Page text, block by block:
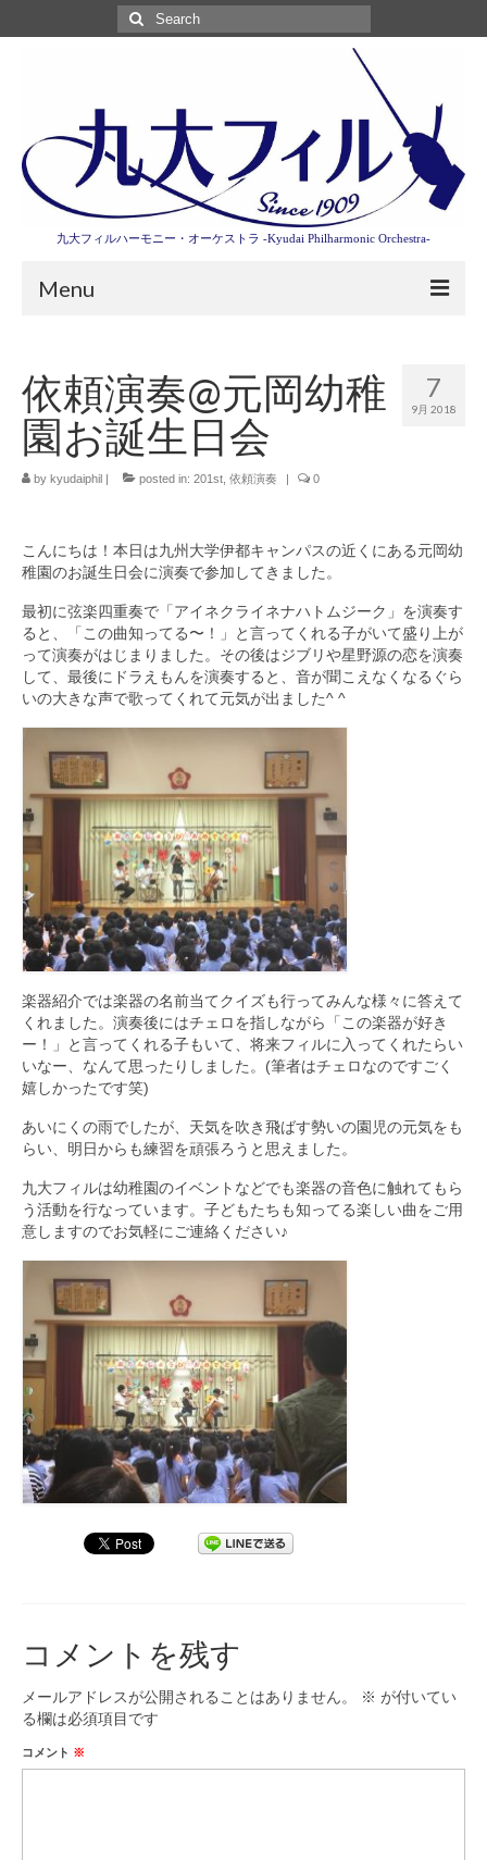
Search
for:
九大フィルハーモニー・オーケストラ -Kyudai Philharmonic Orchestra-
Menu
演奏会情報
卒業記念演奏会2027
九大フィルとは
ご寄付のお願い
演奏会の歴史
出張演奏
九大フィル特集ページ
団員専用ページ
7
9月 2018
依頼演奏@元岡幼稚
園お誕生日会
by kyudaiphil posted in: 201st 依頼演奏 0
こんにちは！本日は九州大学伊都キャンパスの近くにある元岡幼
稚園のお誕生日会に演奏で参加してきました。
最初に弦楽四重奏で「アイネクライネナハトムジーク」を演奏す
ると、「この曲知ってる〜！」と言ってくれる子がいて盛り上が
って演奏がはじまりました。その後はジブリや星野源の恋を演奏
して、最後にドラえもんを演奏すると、音が聞こえなくなるぐら
いの大きな声で歌ってくれて元気が出ました^ ^
楽器紹介では楽器の名前当てクイズも行ってみんな様々に答えて
くれました。演奏後にはチェロを指しながら「この楽器が好き
ー！」と言ってくれる子もいて、将来フィルに入ってくれたらい
いなー、なんて思ったりしました。(筆者はチェロなのですごく
嬉しかったです笑)
あいにくの雨でしたが、天気を吹き飛ばす勢いの園児の元気をも
らい、明日からも練習を頑張ろうと思えました。
九大フィルは幼稚園のイベントなどでも楽器の音色に触れてもら
う活動を行なっています。子どもたちも知ってる楽しい曲をご用
意しますのでお気軽にご連絡ください♪
コメントを残す
メールアドレスが公開されることはありません。 ※ が付いてい
る欄は必須項目です
コメント ※